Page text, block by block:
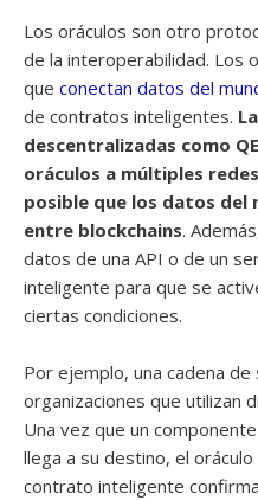
Los oráculos son otro
de la interoperabilidad. Los
que conectan datos del
de contratos inteligentes.
descentralizadas como
oráculos a múltiples
posible que los datos del
entre blockchains.
datos de una API o de un
inteligente para que se
ciertas condiciones.
Por ejemplo, una cadena
organizaciones que utilizan
Una vez que un
llega a su destino, el
contrato inteligente